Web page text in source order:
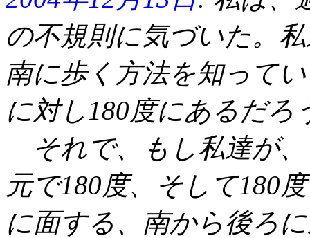
の不規則に気づいた。
南に歩く方法を知って
に対し180度にあるだろ
それで、もし私達が
元で180度、そして180
に面する、南から後ろ